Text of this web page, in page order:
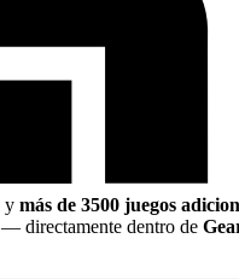
y más de 3500 juegos
— directamente dentro de